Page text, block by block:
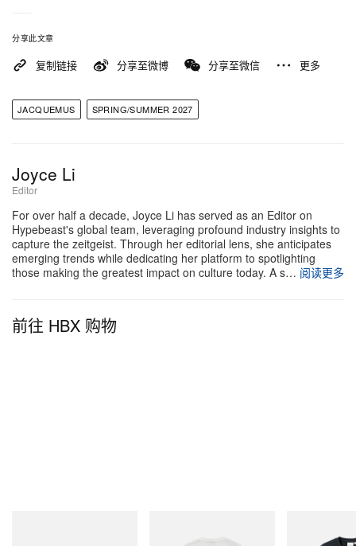
质感同样是关键主角，品牌将精细手工工艺延伸至运
动风格与有机轮廓之中。一款经典运动背心剪影被彻
边缘加入一种源自日本传统的
taffeta 裙摆及蓬松华丽的晚装形成鲜明对比，后者覆
满层层红色鸵鸟羽毛，全场约运用 2,700 组手工羽毛
簇，营造如海岸边绽放花苞般的视觉效果。
Simon Porte Jacquemus 在声明中表示：「我将这个
系列想像成夏日本身：阳光、色彩、日常小事的纯粹
福……le bonheur。」
分享此文章
复制链接 分享至微博 分享至微信 更多
JACQUEMUS SPRING/SUMMER 2027
Joyce Li
Editor
For over half a decade, Joyce Li has served as an Editor on
Hypebeast's global team, leveraging profound industry insights to
capture the zeitgeist. Through her editorial lens, she anticipates
emerging trends while dedicating her platform to spotlighting
those making the greatest impact on culture today. A s… 阅读更多
前往 HBX 购物
Flame Tee